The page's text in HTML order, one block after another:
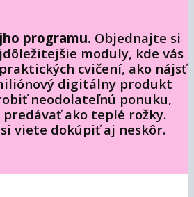
programu. Objednajte si
moduly, kde vás
cvičení, ako nájsť
digitálny produkt
neodolateľnú ponuku,
ako teplé rožky.
viete dokúpiť aj neskôr.